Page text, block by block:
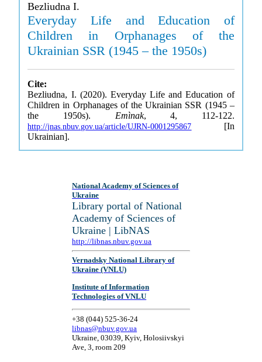
Bezliudna I.
Everyday Life and Education of
Children in Orphanages of the
Ukrainian SSR (1945 – the 1950s)
Cite:
Bezliudna, I. (2020). Everyday Life and Education of
Children in Orphanages of the Ukrainian SSR (1945 –
the 1950s). Emìnak, 4, 112-122.
http://jnas.nbuv.gov.ua/article/UJRN-0001295867 [In
Ukrainian].
National Academy of Sciences of
Ukraine
Library portal of National
Academy of Sciences of
Ukraine | LibNAS
http://libnas.nbuv.gov.ua
Vernadsky National Library of
Ukraine (VNLU)
Institute of Information
Technologies of VNLU
+38 (044) 525-36-24
libnas@nbuv.gov.ua
Ukraine, 03039, Kyiv, Holosiivskyi
Ave, 3, room 209